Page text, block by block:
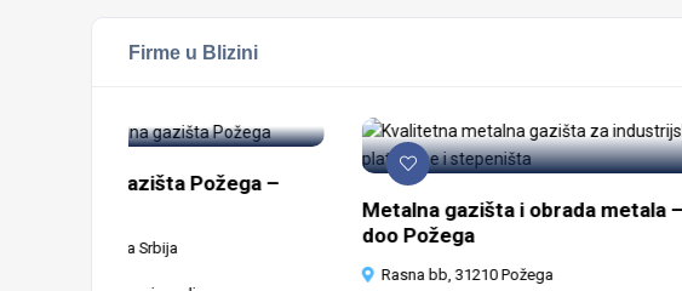
Firme u Blizini
metala – gazišta Požega –
12, Požega Srbija
Metalna gazišta i obrada metala
doo Požega
Rasna bb, 31210 Požega